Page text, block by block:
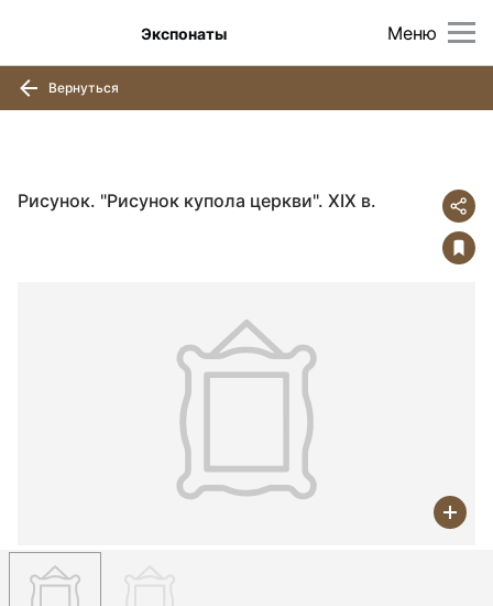
Меню
Экспонаты
Вернуться
Рисунок. "Рисунок купола церкви". XIX в.